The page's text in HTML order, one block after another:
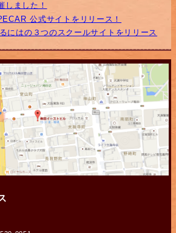
しました！
公式サイトをリリース！
にはの３つのスクールサイトをリリース